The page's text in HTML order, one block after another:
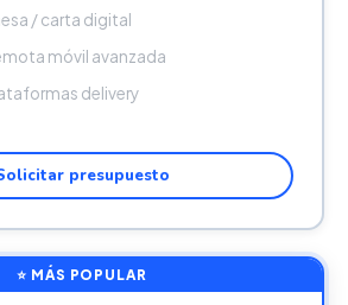
/ carta digital
móvil avanzada
delivery
presupuesto
⭐ MÁS POPULAR